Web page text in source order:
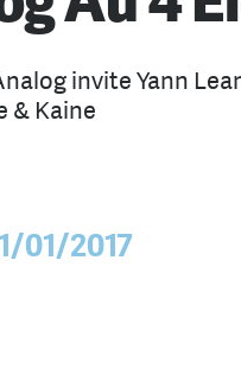
invite Yann
& Kaine
01/2017